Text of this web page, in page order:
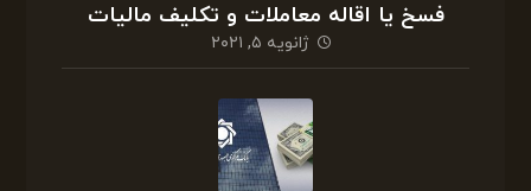
فسخ یا اقاله معاملات و تکلیف مالیات
ژانویه ۵, ۲۰۲۱